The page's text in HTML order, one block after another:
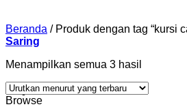
Beranda /Produk dengan tag “kursi
Saring
Menampilkan semua 3 hasil
yang
Browse